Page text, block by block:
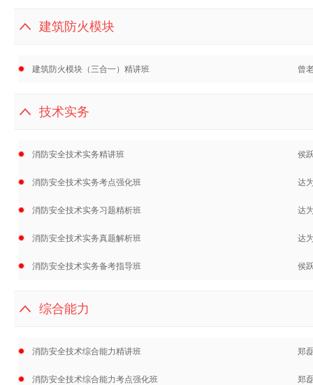
建筑防火模块
建筑防火模块（三合一）精讲班 曾
技术实务
消防安全技术实务精讲班 侯
消防安全技术实务考点强化班 达
消防安全技术实务习题精析班 达
消防安全技术实务真题解析班 达
消防安全技术实务备考指导班 侯
综合能力
消防安全技术综合能力精讲班 郑
消防安全技术综合能力考点强化班 郑